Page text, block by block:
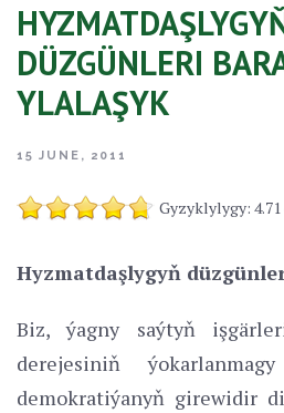
DÜZGÜNLERI
YLALAŞYK
15 JUNE, 2011
Gyzyklylygy: 4.71
Hyzmatdaşlygyň
Biz, ýagny saýtyň
derejesiniň
demokratiýanyň girewidir